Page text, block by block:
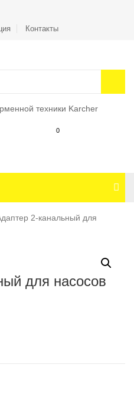
Контакты
0
2-канальный для
для насосов